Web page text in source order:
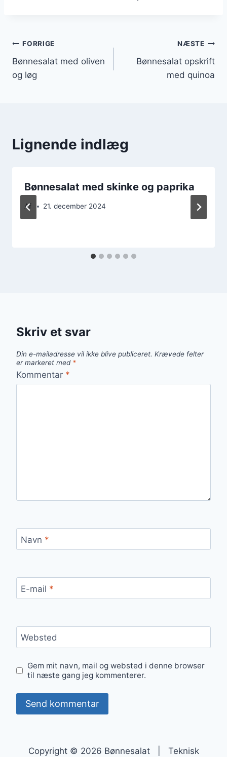
Indlægsnavigation
FORRIGE
Bønnesalat med oliven
og løg
NÆSTE
Bønnesalat opskrift
med quinoa
Lignende indlæg
Bønnesalat med skinke og paprika
Af 21. december 2024
Skriv et svar
Din e-mailadresse vil ikke blive publiceret. Krævede felter
er markeret med *
Kommentar *
Navn *
E-mail *
Websted
Gem mit navn, mail og websted i denne browser
til næste gang jeg kommenterer.
Copyright © 2026 Bønnesalat | Teknisk